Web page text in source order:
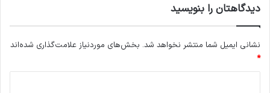
دیدگاهتان را بنویسید
نشانی ایمیل شما منتشر نخواهد شد. بخش‌های موردنیاز علامت‌گذاری شده‌اند
*